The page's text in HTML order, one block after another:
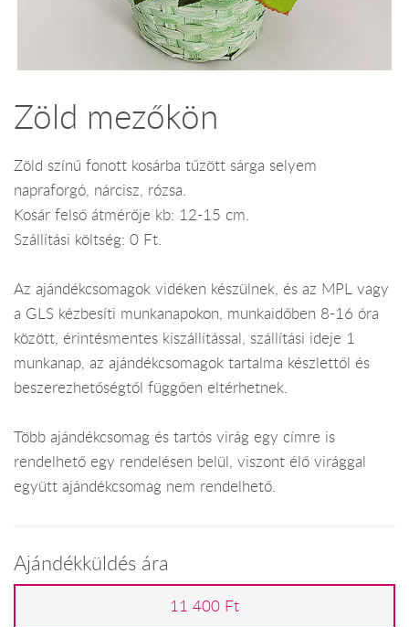
Zöld mezőkön
Zöld színű fonott kosárba tűzött sárga selyem
napraforgó, nárcisz, rózsa.
Kosár felső átmérője kb: 12-15 cm.
Szállítási költség: 0 Ft.
Az ajándékcsomagok vidéken készülnek, és az MPL vagy
a GLS kézbesíti munkanapokon, munkaidőben 8-16 óra
között, érintésmentes kiszállítással, szállítási ideje 1
munkanap, az ajándékcsomagok tartalma készlettől és
beszerezhetőségtől függően eltérhetnek.
Több ajándékcsomag és tartós virág egy címre is
rendelhető egy rendelésen belül, viszont élő virággal
együtt ajándékcsomag nem rendelhető.
Ajándékküldés ára
11 400 Ft